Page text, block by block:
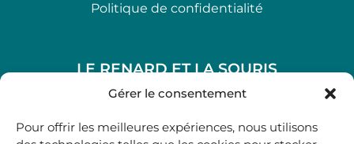
Gérer le consentement
Pour offrir les meilleures expériences, nous utilisons
Politique de confidentialité
LE RENARD ET LA SOURIS
48, rue Maubec 33210 LANGON
05 40 41 37 18